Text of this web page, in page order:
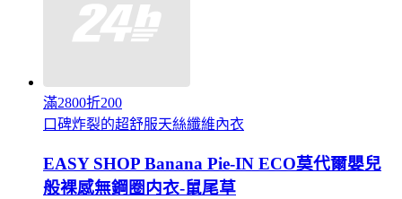
滿2800折200
口碑炸裂的超舒服天絲纖維內衣
EASY SHOP Banana Pie-IN ECO莫代爾嬰兒
般裸感無鋼圈内衣-鼠尾草